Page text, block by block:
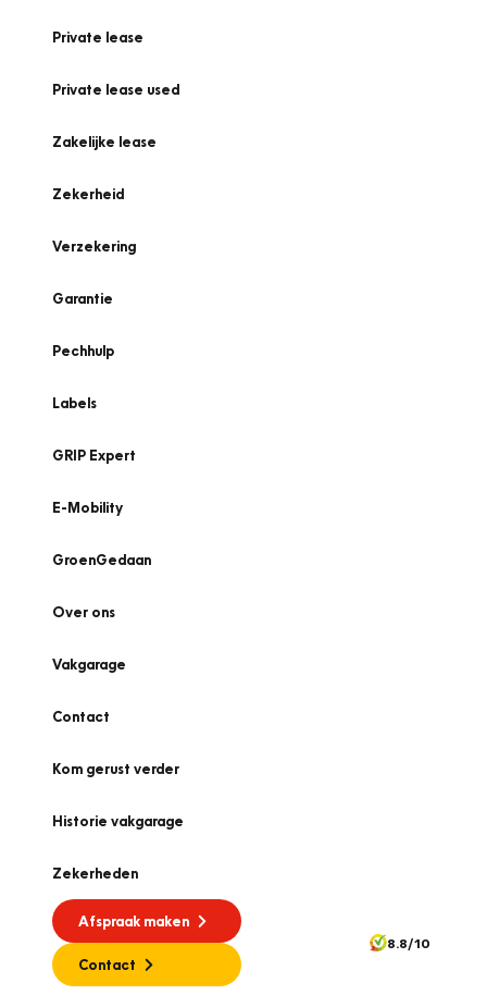
Private lease
Private lease used
Zakelijke lease
Zekerheid
Verzekering
Garantie
Pechhulp
Labels
GRIP Expert
E-Mobility
GroenGedaan
Over ons
Vakgarage
Contact
Kom gerust verder
Historie vakgarage
Zekerheden
Afspraak maken
Contact
8.8/10